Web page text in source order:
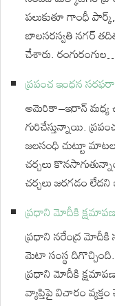
పలుకుతూ గాంధీ
బాలసరస్వతి నగర్
చేశారు.
ప్రపంచ ఇంధన
అమెరికా–ఇరాన్ మధ్య
గురిచేస్తున్నాయి.
జలసంధి చుట్టూ
చర్చలు
చర్చలు జరగడం
ప్రధాని మోదీకి క్షమాపణ
ప్రధాని నరేంద్ర మోదీకి
మెటా సంస్థ
ప్రధాని మోదీకి
వ్యాప్తిపై విచారం